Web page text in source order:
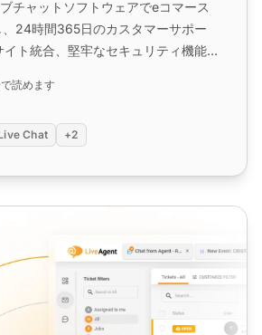
チャットソフトウェアでeコマース
、24時間365日のカスタマーサポー
イト統合、堅牢なセキュリティ機能
減し、コンバージョンを改善しま
読めます
Chat +2
ト